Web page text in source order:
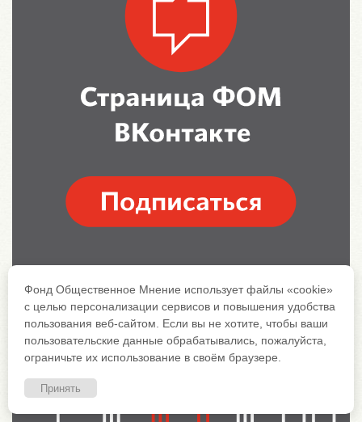
Фонд Общественное Мнение использует файлы «cookie»
с целью персонализации сервисов и повышения удобства
пользования веб-сайтом. Если вы не хотите, чтобы ваши
пользовательские данные обрабатывались, пожалуйста,
ограничьте их использование в своём браузере.
Принять